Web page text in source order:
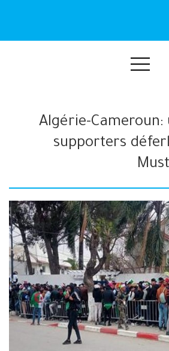
Algérie-Cameroun:
supporters